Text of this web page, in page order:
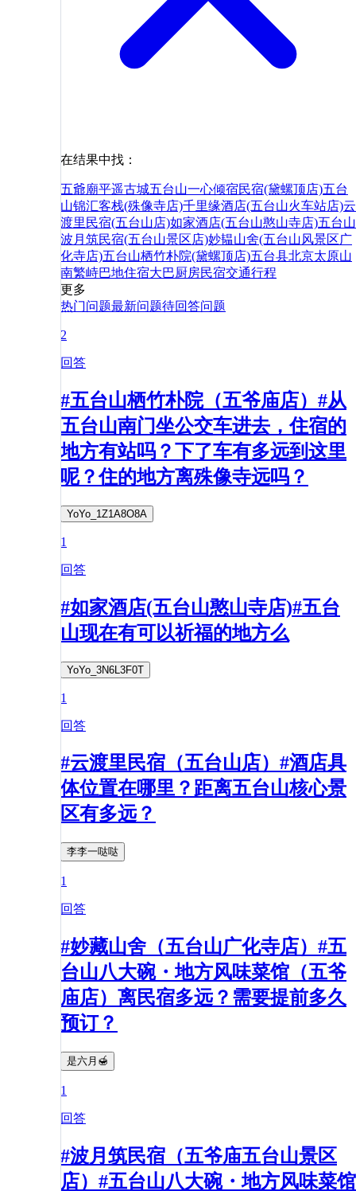
在结果中找：
五爺廟平遥古城五台山一心倾宿民宿(黛螺顶店)五台
山锦汇客栈(殊像寺店)千里缘酒店(五台山火车站店)云
渡里民宿(五台山店)如家酒店(五台山憨山寺店)五台山
波月筑民宿(五台山景区店)妙韫山舍(五台山风景区广
化寺店)五台山栖竹朴院(黛螺顶店)五台县北京太原山
南繁峙巴地住宿大巴厨房民宿交通行程
更多
热门问题最新问题待回答问题
2
回答
#五台山栖竹朴院（五爷庙店）#从
五台山南门坐公交车进去，住宿的
地方有站吗？下了车有多远到这里
呢？住的地方离殊像寺远吗？
YoYo_1Z1A8O8A
1
回答
#如家酒店(五台山憨山寺店)#五台
山现在有可以祈福的地方么
YoYo_3N6L3F0T
1
回答
#云渡里民宿（五台山店）#酒店具
体位置在哪里？距离五台山核心景
区有多远？
李李一哒哒
1
回答
#妙藏山舍（五台山广化寺店）#五
台山八大碗・地方风味菜馆（五爷
庙店）离民宿多远？需要提前多久
预订？
是六月🍯
1
回答
#波月筑民宿（五爷庙五台山景区
店）#五台山八大碗・地方风味菜馆